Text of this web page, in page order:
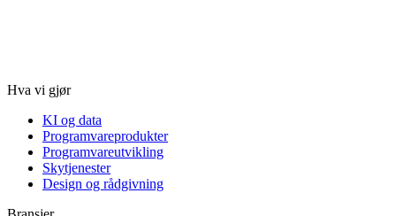
Hva vi gjør
KI og data
Programvareprodukter
Programvareutvikling
Skytjenester
Design og rådgivning